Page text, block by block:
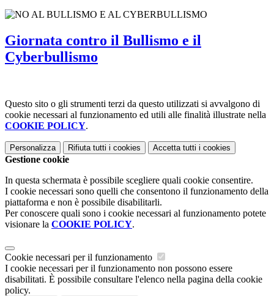
Giornata contro il Bullismo e il
Cyberbullismo
Questo sito o gli strumenti terzi da questo utilizzati si avvalgono di
cookie necessari al funzionamento ed utili alle finalità illustrate nella
COOKIE POLICY.
Personalizza Rifiuta tutti i cookies Accetta tutti i cookies
Gestione cookie
In questa schermata è possibile scegliere quali cookie consentire.
I cookie necessari sono quelli che consentono il funzionamento della
piattaforma e non è possibile disabilitarli.
Per conoscere quali sono i cookie necessari al funzionamento potete
visionare la COOKIE POLICY.
Cookie necessari per il funzionamento
I cookie necessari per il funzionamento non possono essere
disabilitati. È possibile consultare l'elenco nella pagina della cookie
policy.